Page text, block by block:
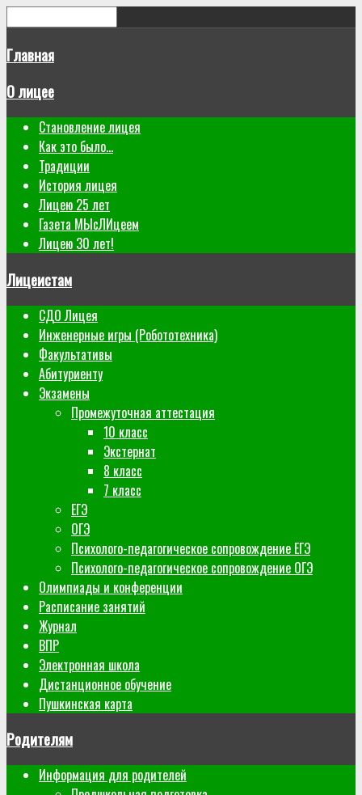
Главная
О лицее
Становление лицея
Как это было...
Традиции
История лицея
Лицею 25 лет
Газета МЫсЛИцеем
Лицею 30 лет!
Лицеистам
СДО Лицея
Инженерные игры (Робототехника)
Факультативы
Абитуриенту
Экзамены
Промежуточная аттестация
10 класс
Экстернат
8 класс
7 класс
ЕГЭ
ОГЭ
Психолого-педагогическое сопровождение ЕГЭ
Психолого-педагогическое сопровождение ОГЭ
Олимпиады и конференции
Расписание занятий
Журнал
ВПР
Электронная школа
Дистанционное обучение
Пушкинская карта
Родителям
Информация для родителей